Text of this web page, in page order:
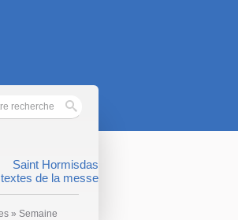
Saint Hormisdas
de la messe
» Semaine